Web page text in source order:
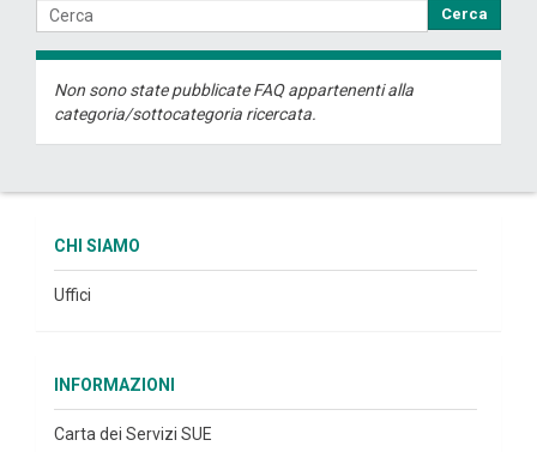
Cerca
Non sono state pubblicate FAQ appartenenti alla
categoria/sottocategoria ricercata.
CHI SIAMO
Uffici
INFORMAZIONI
Carta dei Servizi SUE